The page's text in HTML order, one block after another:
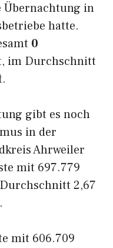
Übernachtung in
hatte.
0
im Durchschnitt
.
gibt es noch
in der
Ahrweiler
mit 697.779
2,67
mit 606.709